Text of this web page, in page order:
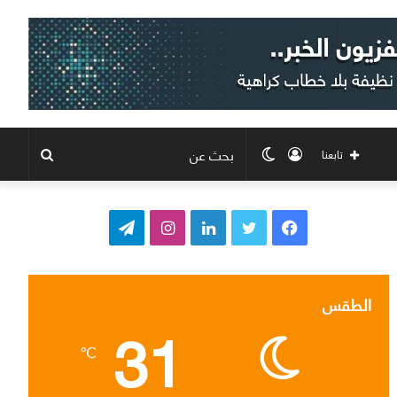
الوضع
المظلم
تسجيل
الدخول
تابعنا
ف
ب
و
ت
ر
الطقس 31
℃